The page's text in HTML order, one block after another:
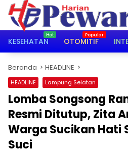
Langsung
konten
KESEHATAN
OTOMITIF
Beranda HEADLINE
HEADLINE Lampung Selatan
Lomba Songsong
Resmi Ditutup, Zita
Warga Sucikan Hati
Suci ‎